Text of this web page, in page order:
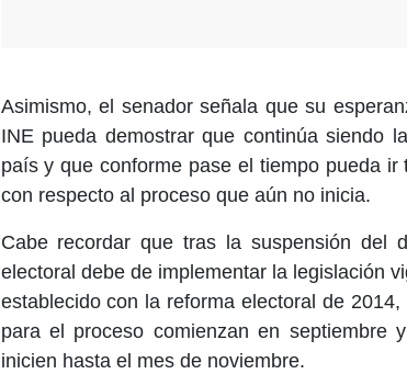
Asimismo, el senador señala que su
INE pueda demostrar que continúa siendo
país y que conforme pase el tiempo pueda
con respecto al proceso que aún no inicia.
Cabe recordar que tras la suspensión del
electoral debe de implementar la legislación
establecido con la reforma electoral de
para el proceso comienzan en septiembre
inicien hasta el mes de noviembre.